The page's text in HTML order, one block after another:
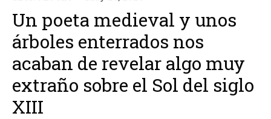
Un poeta medieval y unos
árboles enterrados nos
acaban de revelar algo muy
extraño sobre el Sol del siglo
XIII